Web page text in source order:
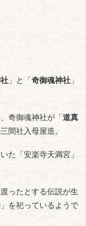
」と「奇御魂神社 」
、奇御魂神社が「道真
間社入母屋造。
た「安楽寺天満宮」
ったとする伝説が生
を祀っているようで